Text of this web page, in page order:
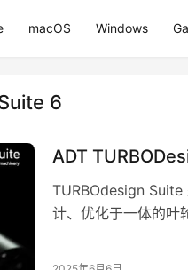
macOS Windows
6
ADT
TURBOdesign Suite
计、优化于一体的叶